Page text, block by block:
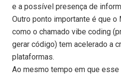
e a possível presença de
Outro ponto importante é que
como o chamado vibe coding
gerar código) tem acelerado a
plataformas.
Ao mesmo tempo em que